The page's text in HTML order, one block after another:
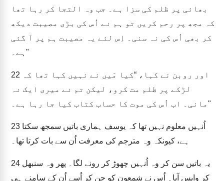
بھائی پر ظلم کی سزا ہے۔ جب وہ التجا کر رہا تھا
کہ مجھ پر رحم کریں تو ہم نے اُس کی بڑی مصیبت دیکھ
کر بھی اُس کی نہ سنی۔ اِس لئے یہ مصیبت ہم پر آ گئی
ہے۔"
22
لڑکے پر ظلم مت کرو، لیکن تم نے میری ایک نہ
مانی۔ اب اُس کی موت کا حساب کتاب کیا جا رہا ہے۔"
23
ہے، کیونکہ وہ مترجم کی معرفت اُن سے بات کرتا تھا۔
24
کر واپس آیا۔ اُس نے شمعون کو چن کر اُسے اُن کے سامنے ہی